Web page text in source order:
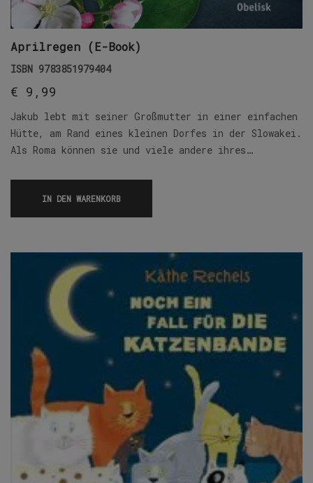
Aprilregen (E-Book)
ISBN 9783851979404
€ 9,99
Jakub lebt mit seiner Großmutter in einer einfachen
Hütte, am Rand eines kleinen Dorfes in der Slowakei.
Als Roma können sie und viele andere ihres…
IN DEN WARENKORB